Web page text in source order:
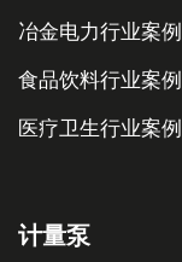
冶金电力行业案例
食品饮料行业案例
医疗卫生行业案例
计量泵